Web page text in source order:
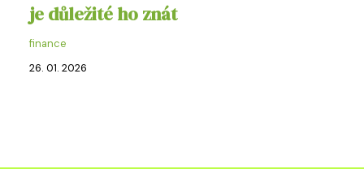
je důležité ho znát
finance
26. 01. 2026